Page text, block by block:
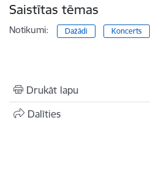
Saistītas tēmas
Notikumi: Dažādi Koncerts
Drukāt lapu
Dalīties